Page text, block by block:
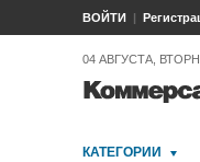
ВОЙТИ
04 АВГУСТА,
КАТЕГОРИИ